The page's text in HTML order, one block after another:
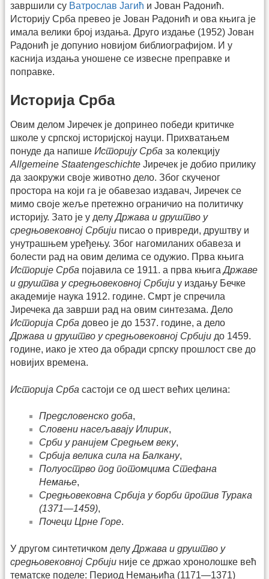
завршили су Ватрослав Јагић и Јован Радонић.
Историју Срба превео је Јован Радонић и ова књига је
имала велики број издања. Друго издање (1952) Јован
Радонић је допунио новијом библиографијом. И у
каснија издања уношене се извесне преправке и
поправке.
Историја Срба
Овим делом Јиречек је допринео победи критичке
школе у српској историјској науци. Прихватањем
понуде да напише Историју Срба за колекцију
Allgemeine Staatengeschichte Јиречек је добио прилику
да заокружи своје животно дело. Због скученог
простора на који га је обавезао издавач, Јиречек се
мимо своје жеље претежно ограничио на политичку
историју. Зато је у делуДржава и друштво у
средњовековној Србији писао о привреди, друштву и
унутрашњем уређењу. Због нагомиланих обавеза и
болести рад на овим делима се одужио. Прва књига
Историје Срба појавила се 1911. а прва књигаДржаве
и друштва у средњовековној Србији у издању Бечке
академије наука 1912. године. Смрт је спречила
Јиречека да заврши рад на овим синтезама. Дело
Историја Срба довео је до 1537. године, а дело
Држава и друштво у средњовековној Србији до 1459.
године, иако је хтео да обради српску прошлост све до
новијих времена.
Историја Срба састоји се од шест већих целина:
Предсловенско доба,
Словени насељавају Илирик,
Срби у ранијем Средњем веку,
Србија велика сила на Балкану,
Полуострво под потомцима Стефана
Немање,
Средњовековна Србија у борби против Турака
(1371—1459),
Почеци Црне Горе.
У другом синтетичком делуДржава и друштво у
средњовековној Србији није се држао хронолошке већ
тематске поделе: Период Немањића (1171—1371)